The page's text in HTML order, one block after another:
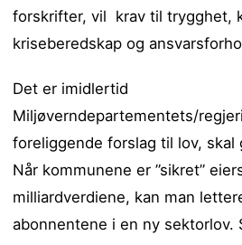
forskrifter, vil krav til trygghet,
kriseberedskap og
Det er imidlertid
Miljøverndepartementets/
foreliggende forslag til lov,
Når kommunene er ”sikret”
milliardverdiene, kan man
abonnentene i en ny